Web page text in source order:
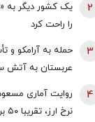
یک کشور دیگر به
را راحت کرد
2
حمله به آرامکو و
عربستان به آتش سوزی در پالایشگاه آرامکو
3
4